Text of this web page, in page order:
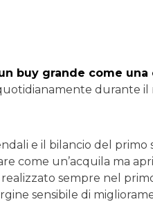
buy grande come una
durante il
e il bilancio del
come un’acquila ma
sempre nel
sensibile di